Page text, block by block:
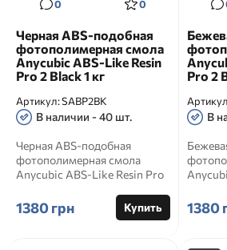
0 0
Черная ABS-подобная
фотополимерная смола
Anycubic ABS-Like Resin
Pro 2 Black 1 кг
Артикул:SABP2BK
В наличии - 40 шт.
Черная ABS-подобная
фотополимерная смола
Anycubic ABS-Like Resin Pro
Like...
1380 грн Купить
Pro 2
В
Lik...
1380